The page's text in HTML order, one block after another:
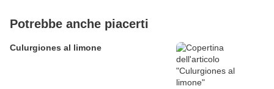
Potrebbe anche piacerti
Culurgiones al limone